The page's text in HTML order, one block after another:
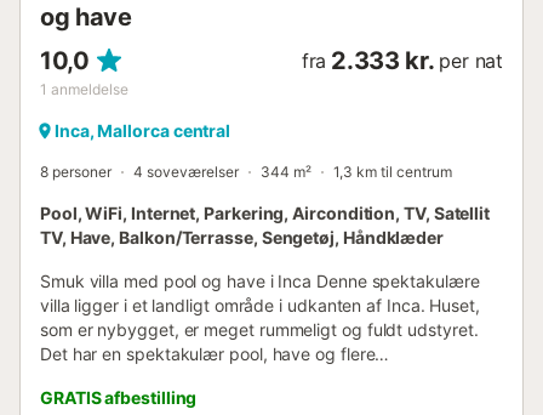
og have
10,0
1 anmeldelse
fra 2.333 kr. per nat
Inca, Mallorca central
8 personer 4 soveværelser 344 m² 1,3 km til centrum
Pool, WiFi, Internet, Parkering, Aircondition, TV, Satellit
TV, Have, Balkon/Terrasse, Sengetøj, Håndklæder
Smuk villa med pool og have i Inca Denne spektakulære
villa ligger i et landligt område i udkanten af Inca. Huset,
som er nybygget, er meget rummeligt og fuldt udstyret.
Det har en spektakulær pool, have og flere
naturen og det fantastiske vejr, som øen byder på, eller du
GRATIS afbestilling